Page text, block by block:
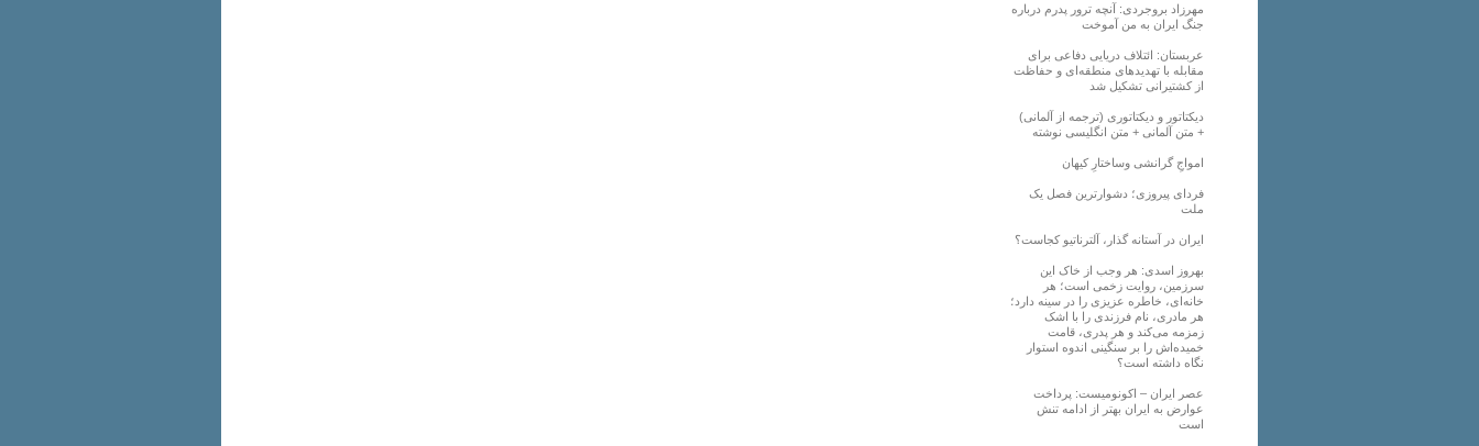
مهرزاد بروجردی: آنچه ترور پدرم درباره
جنگ ایران به من آموخت
عربستان: ائتلاف دریایی دفاعی برای
مقابله با تهدیدهای منطقه‌ای و حفاظت
از کشتیرانی تشکیل شد
دیکتاتور و دیکتاتوری (ترجمه از آلمانی)
+ متن آلمانی + متن انگلیسی نوشته
‌امواجِ گرانشی وساختارِ کیهان
فردای پیروزی؛ دشوارترین فصل یک
ملت
ایران در آستانه گذار، آلترناتیو کجاست؟
بهروز اسدی: هر وجب از خاک‌ این
سرزمین، روایت زخمی است؛ هر
خانه‌ای، خاطره عزیزی را در سینه دارد؛
هر مادری، نام فرزندی را با اشک
زمزمه می‌کند و هر پدری، قامت
خمیده‌اش را بر سنگینی اندوه استوار
نگاه داشته است؟
عصر ایران – اکونومیست: پرداخت
عوارض به ایران بهتر از ادامه تنش
است